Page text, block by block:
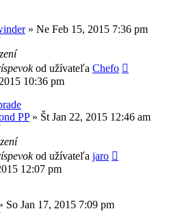
» Ne Feb 15, 2015 7:36 pm
od užívateľa Chefo
10:36 pm
PP» Št Jan 22, 2015 12:46 am
od užívateľa jaro
12:07 pm
So Jan 17, 2015 7:09 pm